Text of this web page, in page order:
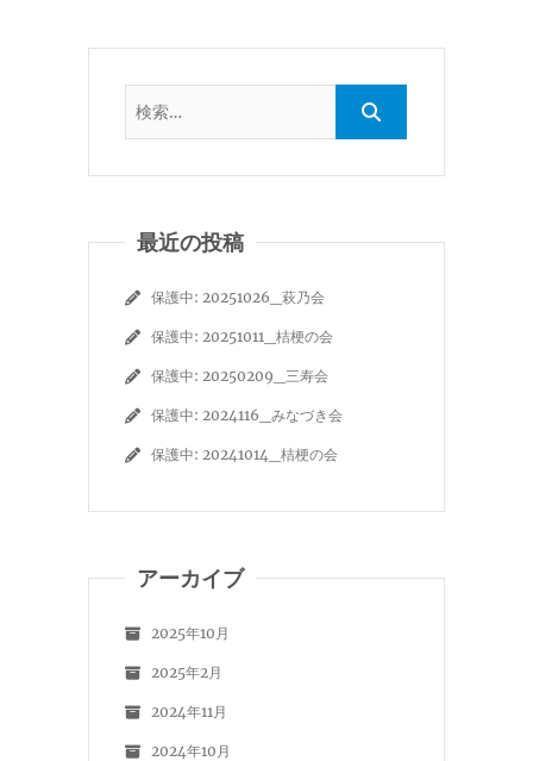
最近の投稿
保護中: 20251026_萩乃会
保護中: 20251011_桔梗の会
保護中: 20250209_三寿会
保護中: 2024116_みなづき会
保護中: 20241014_桔梗の会
アーカイブ
2025年10月
2025年2月
2024年11月
2024年10月